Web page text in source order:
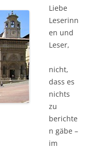
Liebe
Leserinn
en und
Leser,
nicht,
dass es
nichts
zu
berichte
n gäbe –
im